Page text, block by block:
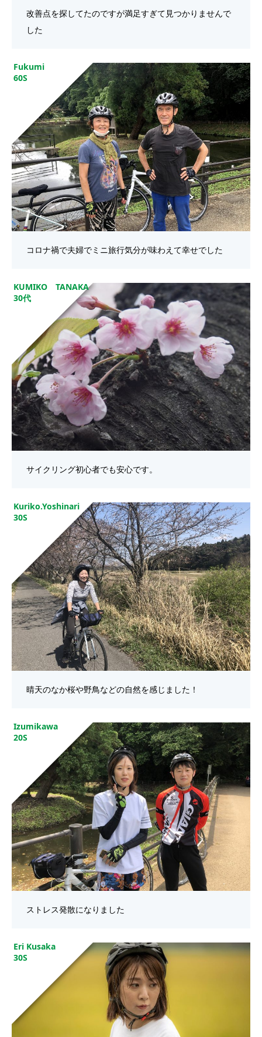
改善点を探してたのですが満足すぎて見つかりませんで
した
Fukumi
60S
コロナ禍で夫婦でミニ旅行気分が味わえて幸せでした
KUMIKO TANAKA
30代
サイクリング初心者でも安心です。
Kuriko.Yoshinari
30S
晴天のなか桜や野鳥などの自然を感じました！
Izumikawa
20S
ストレス発散になりました
Eri Kusaka
30S